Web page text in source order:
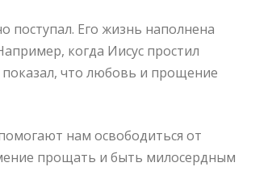
Его жизнь наполнена
когда Иисус простил
что любовь и прощение
нам освободиться от
прощать и быть милосердным